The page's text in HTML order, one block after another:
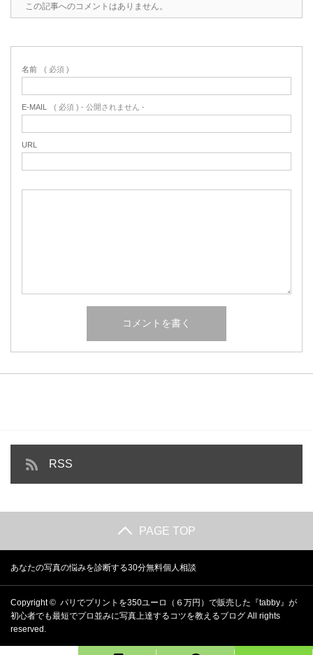
この記事へのコメントはありません。
名前 ( 必須 )
E-MAIL ( 必須 ) - 公開されません -
URL
RSS
PAGE TOP
あなたの写真の悩みを診断する30分無料個人相談
Copyright © パリでプリントを350ユーロ（６万円）で販売した『tabby』が
初心者でも最短でプロ並みに写真上達するコツを教えるブログ All rights
reserved.